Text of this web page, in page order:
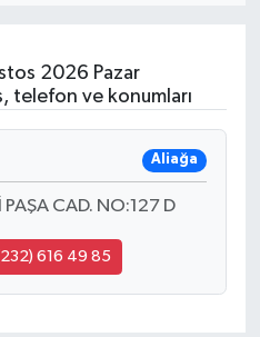
2026 Pazar
telefon ve konumları
Aliağa
PAŞA CAD. NO:127 D
616 49 85